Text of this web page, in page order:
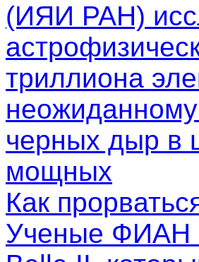
(ИЯИ РАН)
триллиона
черных дыр в
мощных
Как
Ученые ФИАН